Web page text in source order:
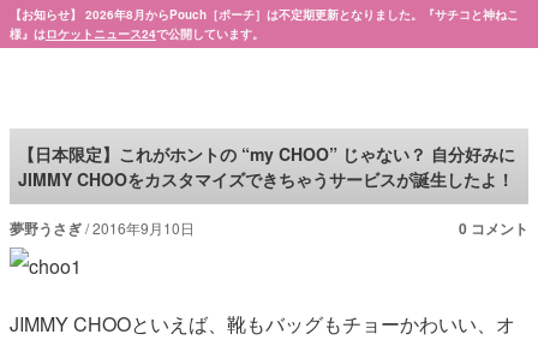
【お知らせ】 2026年8月からPouch［ポーチ］は不定期更新となりました。『サチコと神ねこ
様』はロケットニュース24で公開しています。
【日本限定】これがホントの “my CHOO” じゃない？ 自分好みに
JIMMY CHOOをカスタマイズできちゃうサービスが誕生したよ！
夢野うさぎ 2016年9月10日 0 コメント
JIMMY CHOOといえば、靴もバッグもチョーかわいい、オ